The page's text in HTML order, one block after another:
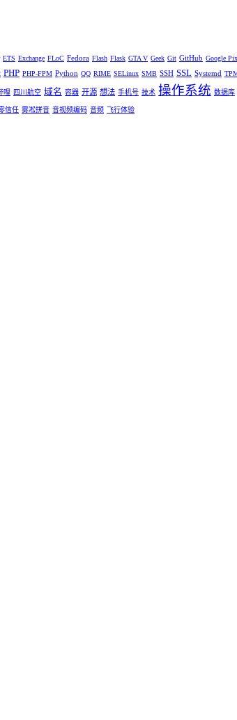
ETS Exchange FLoC Fedora Flash Flask GTA V Geek Git GitHub Google
PHP PHP-FPM Python QQ RIME SELinux SMB SSH SSL Systemd
哩 四川航空 域名 容器 开源 想法 手机号 技术 操作系统 数据库
信任 雾凇拼音 音视频编码 音频 飞行体验